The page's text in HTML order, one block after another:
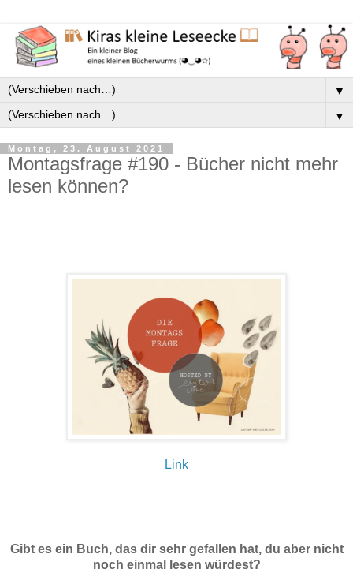
▼
▼
Montag, 23. August 2021
Montagsfrage #190 - Bücher nicht mehr
lesen können?
Link
Gibt es ein Buch, das dir sehr gefallen hat, du aber nicht
noch einmal lesen würdest?